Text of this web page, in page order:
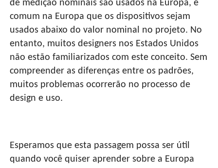
de medição nominais são usados ​​na Europa, é
comum na Europa que os dispositivos sejam
usados ​​abaixo do valor nominal no projeto. No
entanto, muitos designers nos Estados Unidos
não estão familiarizados com este conceito. Sem
compreender as diferenças entre os padrões,
muitos problemas ocorrerão no processo de
design e uso.
Esperamos que esta passagem possa ser útil
quando você quiser aprender sobre a Europa